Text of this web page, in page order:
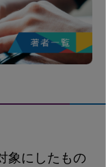
象にしたもの